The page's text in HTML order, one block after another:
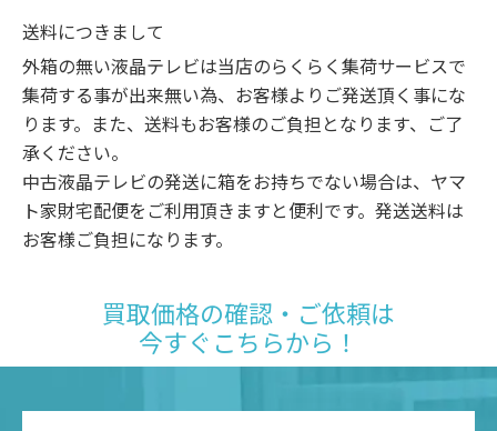
送料につきまして
外箱の無い液晶テレビは当店のらくらく集荷サービスで
集荷する事が出来無い為、お客様よりご発送頂く事にな
ります。また、送料もお客様のご負担となります、ご了
承ください。
中古液晶テレビの発送に箱をお持ちでない場合は、ヤマ
ト家財宅配便をご利用頂きますと便利です。発送送料は
お客様ご負担になります。
買取価格の確認・ご依頼は
今すぐこちらから！